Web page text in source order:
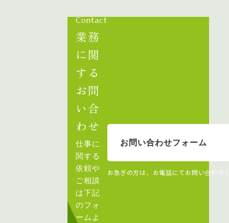
Contact
業務
に関
する
お問
い合
わせ
仕事に
関する
依頼や
ご相談
は下記
のフォ
ームよ
お問い合わせフォーム
お急ぎの方は、お電話にてお問い合わせ